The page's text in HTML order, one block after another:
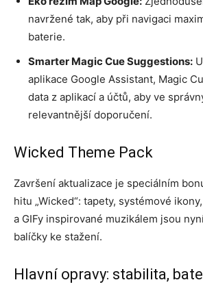
navržené tak, aby při navigaci
baterie.
Smarter Magic Cue Suggestions:
aplikace Google Assistant, Magic
data z aplikací a účtů, aby ve
relevantnější doporučení.
Wicked Theme Pack
Završení aktualizace je speciálním
hitu „Wicked“: tapety, systémové
a GIFy inspirované muzikálem jsou
balíčky ke stažení.
Hlavní opravy: stabilita,